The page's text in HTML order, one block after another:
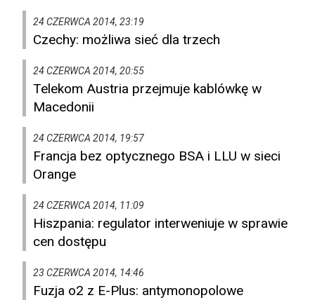
24 CZERWCA 2014, 23:19
Czechy: możliwa sieć dla trzech
24 CZERWCA 2014, 20:55
Telekom Austria przejmuje kablówkę w
Macedonii
24 CZERWCA 2014, 19:57
Francja bez optycznego BSA i LLU w sieci
Orange
24 CZERWCA 2014, 11:09
Hiszpania: regulator interweniuje w sprawie
cen dostępu
23 CZERWCA 2014, 14:46
Fuzja o2 z E-Plus: antymonopolowe